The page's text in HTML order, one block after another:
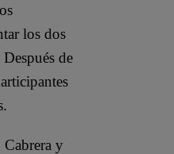
los dos
de
y